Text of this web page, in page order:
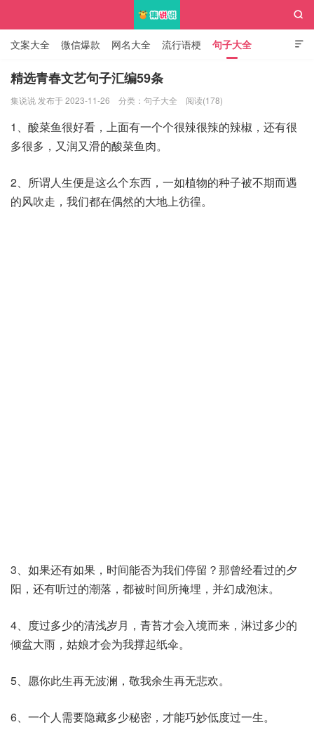

文案大全 微信爆款 网名大全 流行语梗 句子大全
知识大全

精选青春文艺句子汇编59条
集说说 发布于 2023-11-26 分类： 句子大全 阅读(178)
1、酸菜鱼很好看，上面有一个个很辣很辣的辣椒，还有很
多很多，又润又滑的酸菜鱼肉。
2、所谓人生便是这么个东西，一如植物的种子被不期而遇
的风吹走，我们都在偶然的大地上彷徨。
3、如果还有如果，时间能否为我们停留？那曾经看过的夕
阳，还有听过的潮落，都被时间所掩埋，并幻成泡沫。
4、度过多少的清浅岁月，青苔才会入境而来，淋过多少的
倾盆大雨，姑娘才会为我撑起纸伞。
5、愿你此生再无波澜，敬我余生再无悲欢。
6、一个人需要隐藏多少秘密，才能巧妙低度过一生。